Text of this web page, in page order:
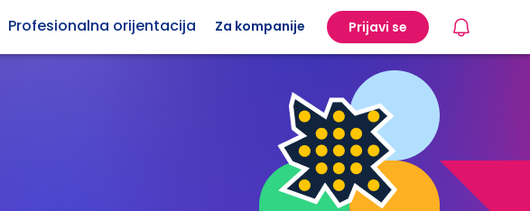
Profesionalna orijentacija Za kompanije Prijavi se